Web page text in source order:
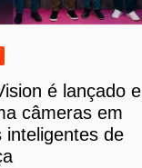
é lançado e
câmeras em
inteligentes de